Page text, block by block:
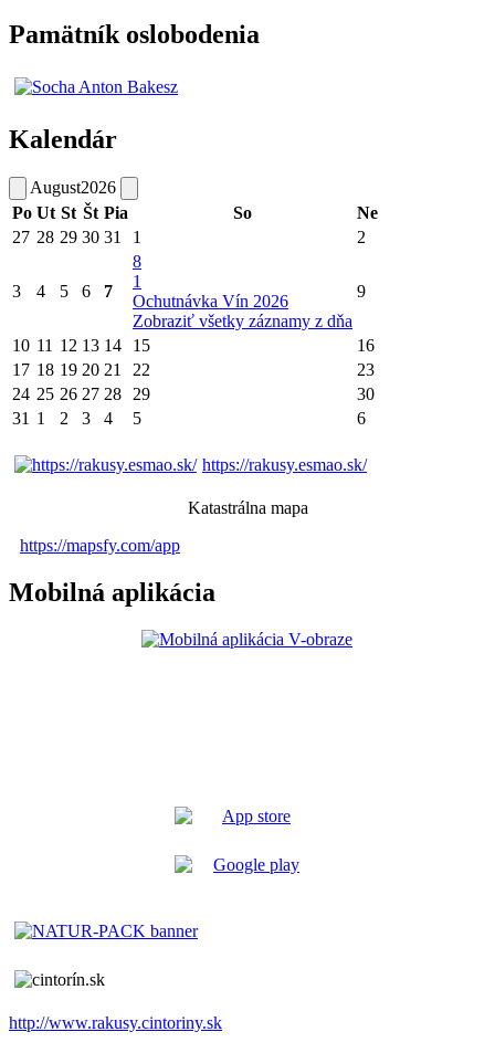
Pamätník oslobodenia
Kalendár
August2026
Po Ut St Št Pia So
Ne
27 28 29 30 31 1 2
3 4 5 6 7
8
1
Ochutnávka Vín 2026
Zobraziť všetky záznamy z dňa
9
10 11 12 13 14 15
16
17 18 19 20 21 22
23
24 25 26 27 28 29
30
31 1 2 3 4 5 6
https://rakusy.esmao.sk/
Katastrálna mapa
https://mapsfy.com/app
Mobilná aplikácia
http://www.rakusy.cintoriny.sk